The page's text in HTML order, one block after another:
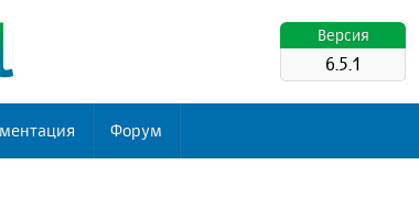
Версия
6.5.1
Форум